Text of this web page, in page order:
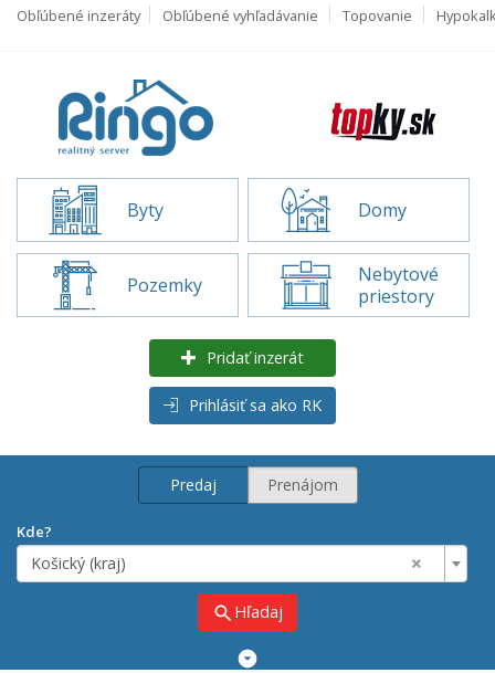
Obľúbené inzeráty Obľúbené vyhľadávanie Topovanie
Byty Domy
Pozemky
Nebytové
priestory
Pridať inzerát
Prihlásiť sa ako RK
Predaj Prenájom
Kde?
×
Košický (kraj)
search Hľadaj